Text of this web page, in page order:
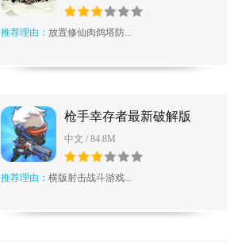
推荐理由： 放置修仙肉鸽塔防...
枪手幸存者最新破解版
中文 / 84.8M
推荐理由： 横版射击战斗游戏...